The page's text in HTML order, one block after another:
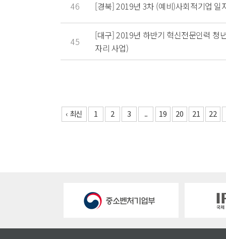
46 [경북] 2019년 3차 (예비)사회적기업 일
45
[대구] 2019년 하반기 혁신전문인력 청
자리 사업)
‹ 최신 1 2 3 .. 19 20 21 22